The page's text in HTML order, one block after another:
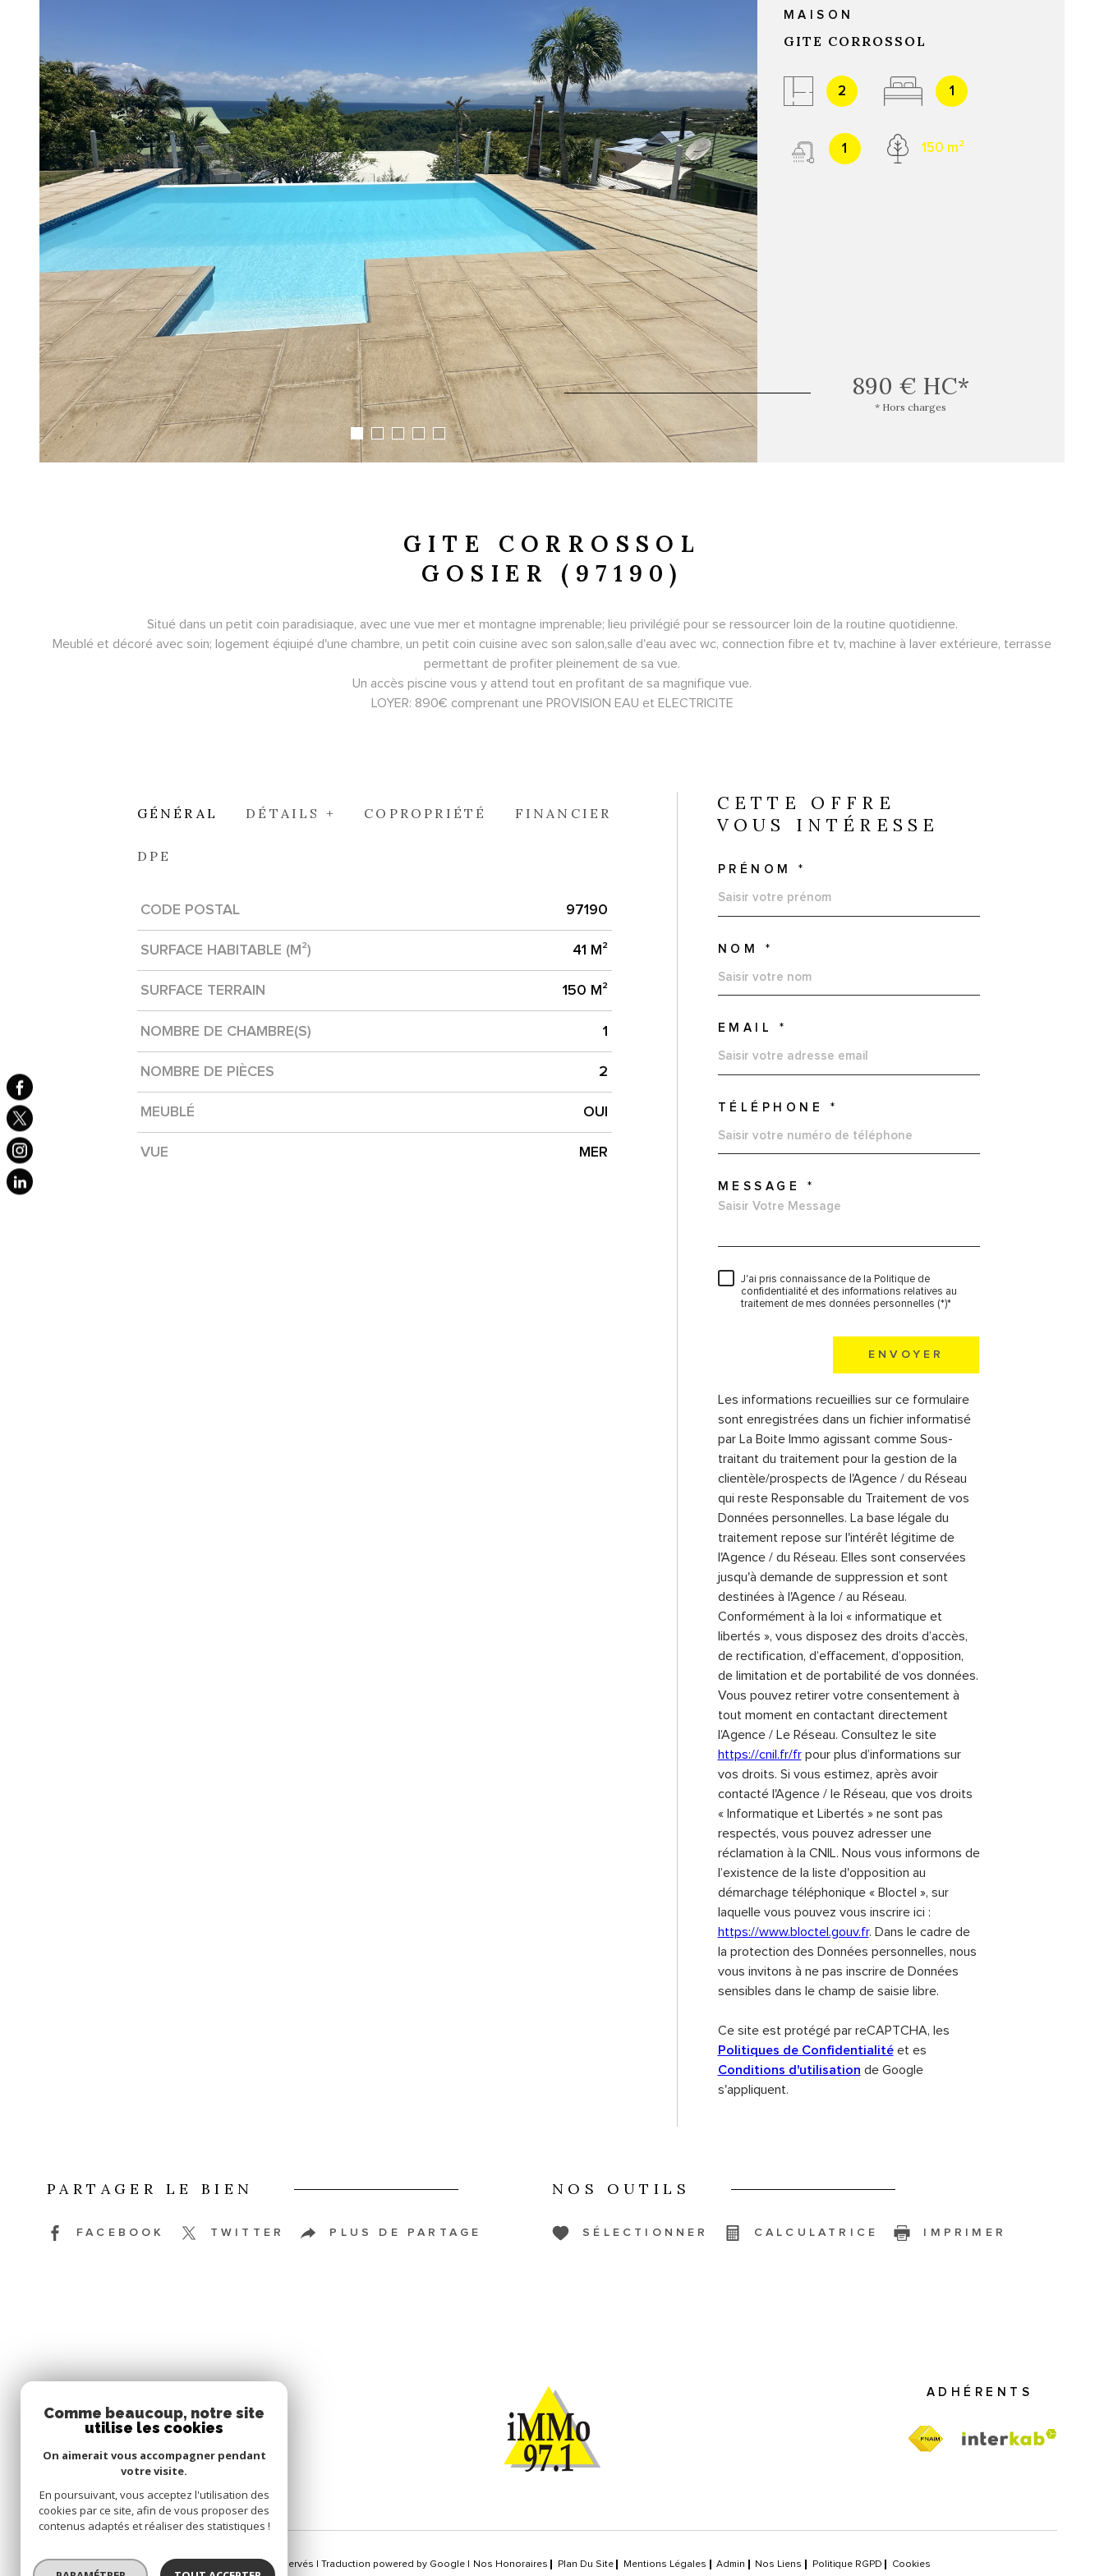
MAISON
GITE CORROSSOL
2 1
1 150 m²
890 € HC*
* Hors charges
GITE CORROSSOL
GOSIER (97190)
Situé dans un petit coin paradisiaque, avec une vue mer et montagne imprenable; lieu privilégié pour se ressourcer loin de la routine quotidienne.
Meublé et décoré avec soin; logement éqiuipé d'une chambre, un petit coin cuisine avec son salon,salle d'eau avec wc, connection fibre et tv, machine à laver extérieure, terrasse
permettant de profiter pleinement de sa vue.
Un accès piscine vous y attend tout en profitant de sa magnifique vue.
LOYER: 890€ comprenant une PROVISION EAU et ELECTRICITE
GÉNÉRAL DÉTAILS + COPROPRIÉTÉ FINANCIER
DPE
Caractérisque Valeurs
CODE POSTAL 97190
SURFACE HABITABLE (M²) 41 M²
SURFACE TERRAIN 150 M²
NOMBRE DE CHAMBRE(S) 1
NOMBRE DE PIÈCES 2
MEUBLÉ OUI
VUE MER
CETTE OFFRE
VOUS INTÉRESSE
PRÉNOM *
NOM *
EMAIL *
TÉLÉPHONE *
MESSAGE *
J'ai pris connaissance de la Politique de
confidentialité et des informations relatives au
traitement de mes données personnelles (*)*
ENVOYER
Les informations recueillies sur ce formulaire
sont enregistrées dans un fichier informatisé
par La Boite Immo agissant comme Sous-
traitant du traitement pour la gestion de la
clientèle/prospects de l'Agence / du Réseau
qui reste Responsable du Traitement de vos
Données personnelles. La base légale du
traitement repose sur l'intérêt légitime de
l'Agence / du Réseau. Elles sont conservées
jusqu'à demande de suppression et sont
destinées à l'Agence / au Réseau.
Conformément à la loi « informatique et
libertés », vous disposez des droits d’accès,
de rectification, d’effacement, d’opposition,
de limitation et de portabilité de vos données.
Vous pouvez retirer votre consentement à
tout moment en contactant directement
l’Agence / Le Réseau. Consultez le site
https://cnil.fr/frpour plus d’informations sur
vos droits. Si vous estimez, après avoir
contacté l'Agence / le Réseau, que vos droits
« Informatique et Libertés » ne sont pas
respectés, vous pouvez adresser une
réclamation à la CNIL. Nous vous informons de
l’existence de la liste d'opposition au
démarchage téléphonique « Bloctel », sur
laquelle vous pouvez vous inscrire ici :
https://www.bloctel.gouv.fr. Dans le cadre de
la protection des Données personnelles, nous
vous invitons à ne pas inscrire de Données
sensibles dans le champ de saisie libre.
Ce site est protégé par reCAPTCHA, les
Politiques de Confidentialitéet es
Conditions d'utilisation de Google
s'appliquent.
PARTAGER LE BIEN
FACEBOOK TWITTER PLUS DE PARTAGE
NOS OUTILS
SÉLECTIONNER CALCULATRICE IMPRIMER
ESPACE PROPRIÉTAIRE
ADHÉRENTS
© 2026 | Tous droits réservés | Traduction powered by Google | Nos Honoraires Plan Du Site Mentions Légales Admin Nos Liens Politique RGPD Cookies
Comme beaucoup, notre site
utilise les cookies
On aimerait vous accompagner pendant
votre visite.
En poursuivant, vous acceptez l'utilisation des
cookies par ce site, afin de vous proposer des
contenus adaptés et réaliser des statistiques !